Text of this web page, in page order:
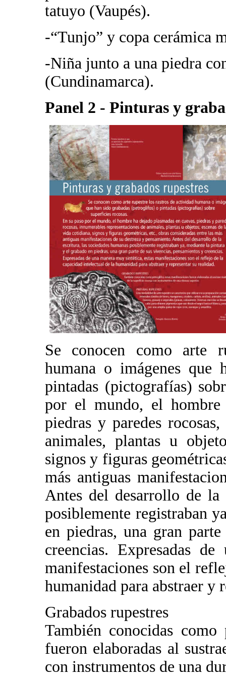
tatuyo (Vaupés).
-“Tunjo” y copa cerámica
-Niña junto a una piedra
(Cundinamarca).
Panel 2 - Pinturas y
Se conocen como arte
humana o imágenes que
pintadas (pictografías)
por el mundo, el hombre
piedras y paredes
animales, plantas u
signos y figuras
más antiguas
Antes del desarrollo de la
posiblemente registraban
en piedras, una gran
creencias. Expresadas
manifestaciones son el
humanidad para abstraer y
Grabados rupestres
También conocidas como
fueron elaboradas al
con instrumentos de una